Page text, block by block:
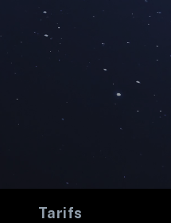
Tarifs